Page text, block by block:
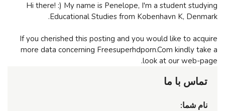
Hi there! :) My name is Penelope, I'm a student studying
Educational Studies from Kobenhavn K, Denmark.
If you cherished this posting and you would like to acquire
more data concerning Freesuperhdporn.Com kindly take a
look at our web-page.
تماس با ما
نام شما: